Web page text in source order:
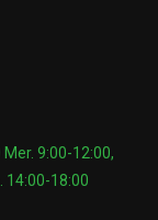
Mer. 9:00-12:00,
14:00-18:00